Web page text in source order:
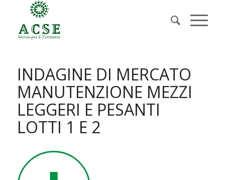
INDAGINE DI MERCATO
MANUTENZIONE MEZZI
LEGGERI E PESANTI
LOTTI 1 E 2